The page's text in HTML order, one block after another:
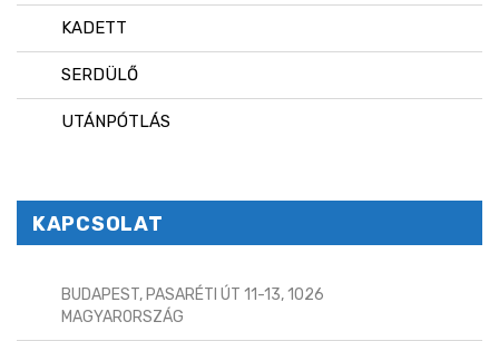
KADETT
SERDÜLŐ
UTÁNPÓTLÁS
KAPCSOLAT
BUDAPEST, PASARÉTI ÚT 11-13, 1026
MAGYARORSZÁG